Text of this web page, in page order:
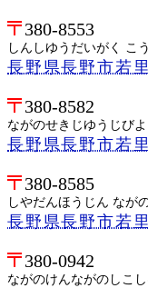
380-8553
しんしゆうだいがく こ
長野県長野市若
380-8582
ながのせきじゆうじび
長野県長野市若
380-8585
しやだんほうじん なが
長野県長野市若
380-0942
ながのけんながのしこ